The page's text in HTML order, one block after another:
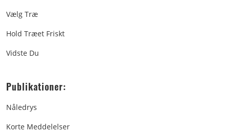
Vælg Træ
Hold Træet Friskt
Vidste Du
Publikationer:
Nåledrys
Korte Meddelelser